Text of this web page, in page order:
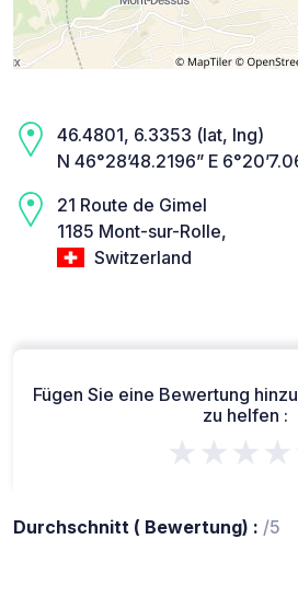
46.4801, 6.3353 (lat, lng)
N 46°28’48.2196” E
21 Route de Gimel
1185 Mont-sur-Rolle,
Switzerland
Fügen Sie eine Bewertung
zu helfen :
Durchschnitt ( Bewertung) : /5